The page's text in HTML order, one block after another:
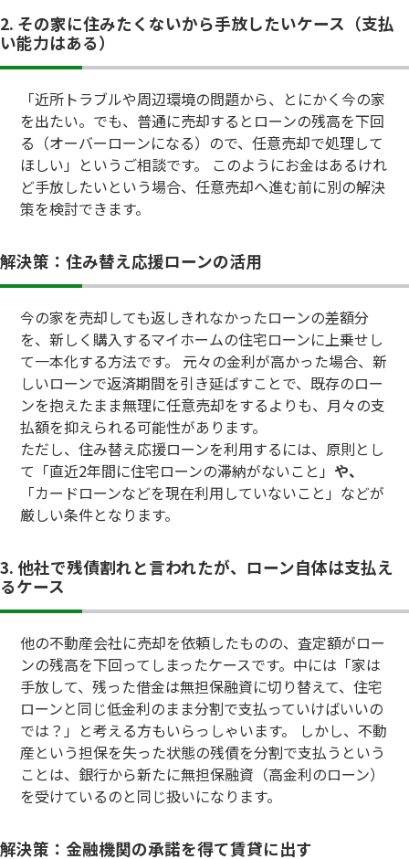
2. その家に住みたくないから手放したいケース（支払
い能力はある）
「近所トラブルや周辺環境の問題から、とにかく今の家
を出たい。でも、普通に売却するとローンの残高を下回
る（オーバーローンになる）ので、任意売却で処理して
ほしい」というご相談です。 このようにお金はあるけれ
ど手放したいという場合、任意売却へ進む前に別の解決
策を検討できます。
解決策：住み替え応援ローンの活用
今の家を売却しても返しきれなかったローンの差額分
を、新しく購入するマイホームの住宅ローンに上乗せし
て一本化する方法です。 元々の金利が高かった場合、新
しいローンで返済期間を引き延ばすことで、既存のロー
ンを抱えたまま無理に任意売却をするよりも、月々の支
払額を抑えられる可能性があります。
ただし、住み替え応援ローンを利用するには、原則とし
て「直近2年間に住宅ローンの滞納がないこと」 や、
「カードローンなどを現在利用していないこと」などが
厳しい条件となります。
3. 他社で残債割れと言われたが、ローン自体は支払え
るケース
他の不動産会社に売却を依頼したものの、査定額がロー
ンの残高を下回ってしまったケースです。中には「家は
手放して、残った借金は無担保融資に切り替えて、住宅
ローンと同じ低金利のまま分割で支払っていけばいいの
では？」と考える方もいらっしゃいます。 しかし、不動
産という担保を失った状態の残債を分割で支払うという
ことは、銀行から新たに無担保融資（高金利のローン）
を受けているのと同じ扱いになります。
解決策：金融機関の承諾を得て賃貸に出す